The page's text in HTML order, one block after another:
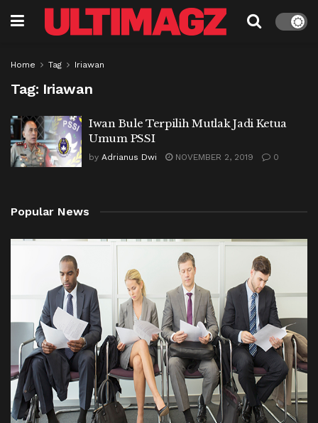
Home Tag Iriawan
Tag: Iriawan
Iwan Bule Terpilih Mutlak Jadi Ketua
Umum PSSI
by Adrianus Dwi NOVEMBER 2, 2019 0
Popular News